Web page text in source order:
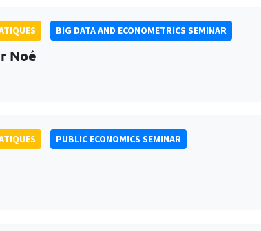
BIG DATA AND ECONOMETRICS SEMINAR
Noé
PUBLIC ECONOMICS SEMINAR